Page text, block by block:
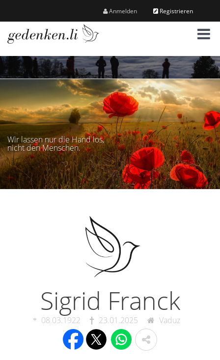
Anmelden Registrieren
M
e
n
ü
Wir lassen nur die Hand los,
nicht den Menschen.
Sigrid Franck
08.03.1922 23.01.2025 Vaduz